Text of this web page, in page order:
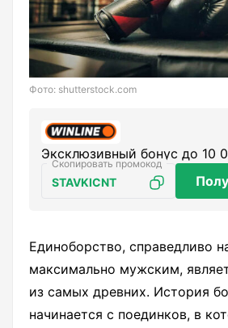
Фото: shutterstock.com
Эксклюзивный бонус до 10
STAVKICNT
Единоборство, справедливо
максимально мужским,
из самых древних. История
начинается с поединков, в